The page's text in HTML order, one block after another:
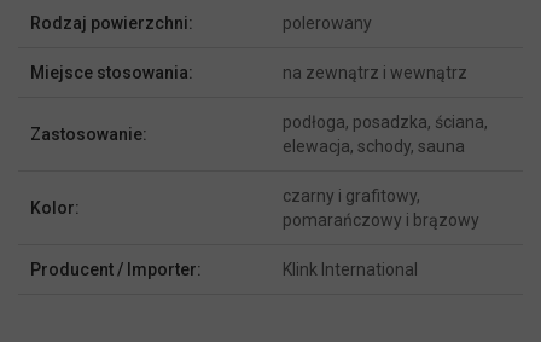
Rodzaj powierzchni: polerowany
Miejsce stosowania: na zewnątrz i wewnątrz
Zastosowanie:
podłoga, posadzka, ściana,
elewacja, schody, sauna
Kolor:
czarny i grafitowy,
pomarańczowy i brązowy
Producent / Importer: Klink International